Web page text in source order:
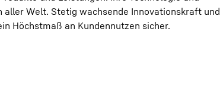
Welt. Stetig wachsende Innovationskraft und
Höchstmaß an Kundennutzen sicher.